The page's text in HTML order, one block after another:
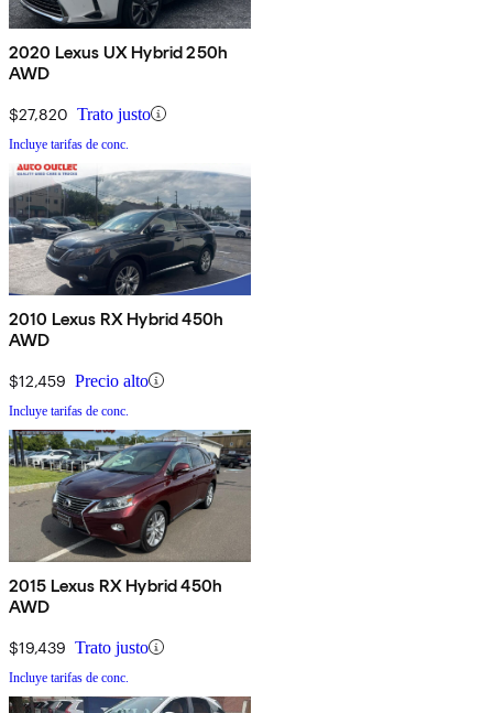
2020 Lexus UX Hybrid 250h
AWD
$27,820 Trato justo
Incluye tarifas de conc.
2010 Lexus RX Hybrid 450h
AWD
$12,459 Precio alto
Incluye tarifas de conc.
2015 Lexus RX Hybrid 450h
AWD
$19,439 Trato justo
Incluye tarifas de conc.